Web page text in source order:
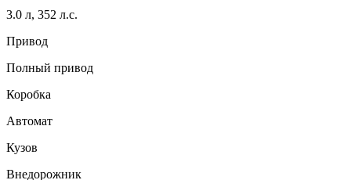
3.0 л, 352 л.с.
Привод
Полный привод
Коробка
Автомат
Кузов
Внедорожник